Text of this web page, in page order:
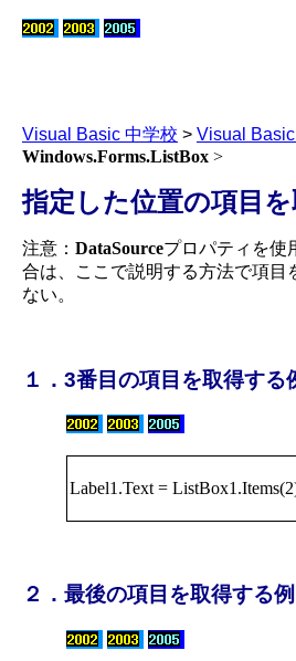
Visual Basic 中学校 > Visual
Windows.Forms.ListBox >
指定した位置の項目
注意： DataSourceプロパティを使
合は、ここで説明する方法で項目
ない。
１．3番目の項目を取得する
Label1.Text =
２．最後の項目を取得する例